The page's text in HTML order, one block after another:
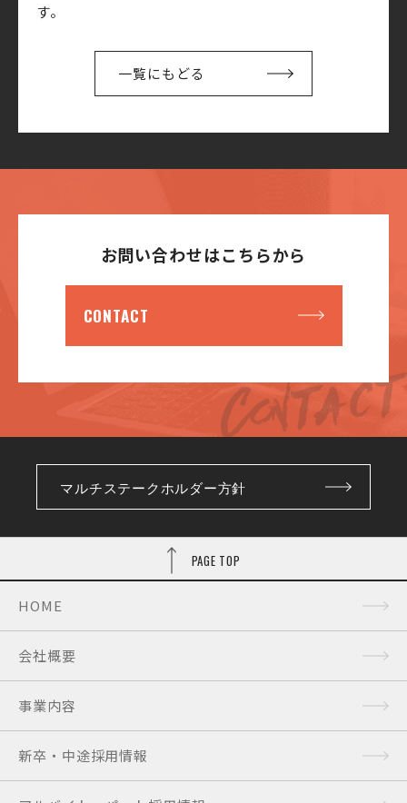
す。
一覧にもどる
お問い合わせはこちらから
CONTACT
マルチステークホルダー方針
PAGE TOP
HOME
会社概要
事業内容
新卒・中途採用情報